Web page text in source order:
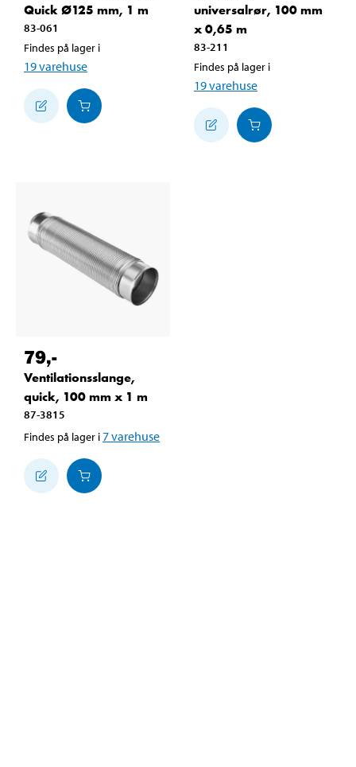
Quick Ø125 mm, 1 m
83-061
Findes på lager i
19varehuse
universalrør, 100 mm
x 0,65 m
83-211
Findes på lager i
19varehuse
79,-
Ventilationsslange,
quick, 100 mm x 1 m
87-3815
Findes på lager i7varehuse